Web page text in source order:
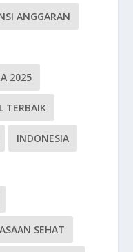
ANGGARAN
2025
TERBAIK
INDONESIA
SEHAT